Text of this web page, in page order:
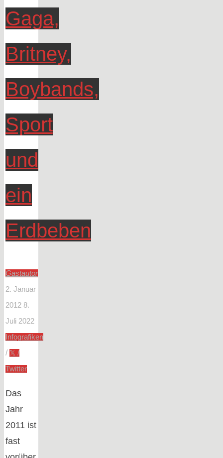
Gaga,
Britney,
Boybands,
Sport
und
ein
Erdbeben
Gastautor
2. Januar
2012 8.
Juli 2022
Infografiken
/ 𝕏 /
Twitter
Das
Jahr
2011 ist
fast